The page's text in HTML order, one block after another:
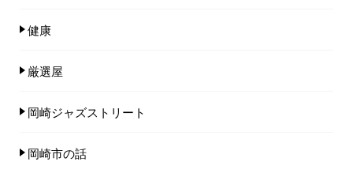
健康
厳選屋
岡崎ジャズストリート
岡崎市の話